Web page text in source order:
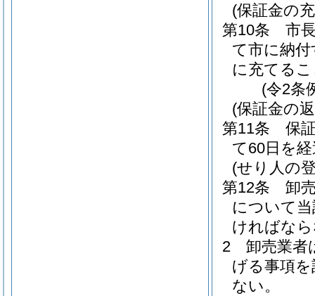
(保証金の
第10条
市
て市に納
に充てる
(令2条
(保証金の
第11条
保
て60日を
(せり人の
第12条
卸
について
ければな
2
卸売業者
げる事項
ない。